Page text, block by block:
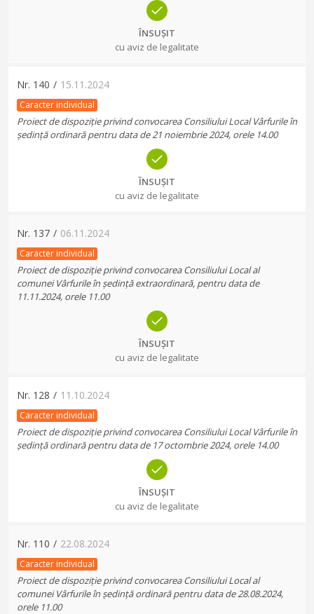
ÎNSUȘIT
cu aviz de legalitate
Nr. 140 / 15.11.2024
Caracter individual
Proiect de dispoziție privind convocarea Consiliului Local Vârfurile în
ședință ordinară pentru data de 21 noiembrie 2024, orele 14.00
ÎNSUȘIT
cu aviz de legalitate
Nr. 137 / 06.11.2024
Caracter individual
Proiect de dispoziție privind convocarea Consiliului Local al
comunei Vârfurile în ședință extraordinară, pentru data de
11.11.2024, orele 11.00
ÎNSUȘIT
cu aviz de legalitate
Nr. 128 / 11.10.2024
Caracter individual
Proiect de dispoziție privind convocarea Consiliului Local Vârfurile în
ședință ordinară pentru data de 17 octombrie 2024, orele 14.00
ÎNSUȘIT
cu aviz de legalitate
Nr. 110 / 22.08.2024
Caracter individual
Proiect de dispoziție privind convocarea Consiliului Local al
comunei Vârfurile în ședință ordinară pentru data de 28.08.2024,
orele 11.00